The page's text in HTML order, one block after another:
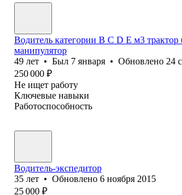
Водитель категории B C D E м3 трактор
манипулятор
49 лет • Был 7 января • Обновлено 24
250 000 ₽
Не ищет работу
Ключевые навыки
Работоспособность
Водитель-экспедитор
35 лет • Обновлено 6 ноября 2015
25 000 ₽